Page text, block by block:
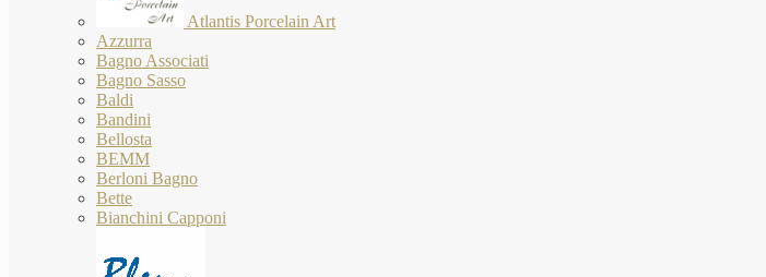
Atlantis Porcelain Art
Azzurra
Bagno Associati
Bagno Sasso
Baldi
Bandini
Bellosta
BEMM
Berloni Bagno
Bette
Bianchini Capponi